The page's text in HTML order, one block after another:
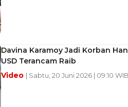
Davina Karamoy Jadi Korban
USD Terancam Raib
Video | Sabtu, 20 Juni 2026 | 09:10 WIB